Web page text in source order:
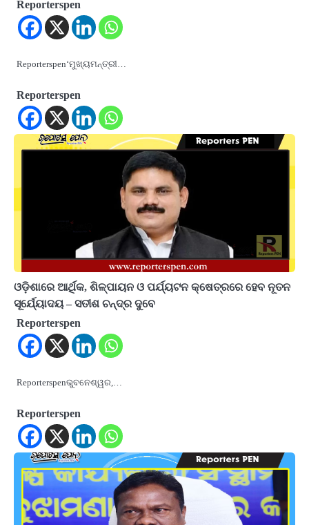
Reporterspen
Reporterspen‘ମୁଖ୍ୟମନ୍ତ୍ରୀ…
Reporterspen
ଓଡ଼ିଶାରେ ଆର୍ଥିକ, ଶିଳ୍ପାୟନ ଓ ପର୍ଯ୍ୟଟନ କ୍ଷେତ୍ରରେ ହେବ ନୂତନ
ସୂର୍ଯ୍ୟୋଦୟ – ସତୀଶ ଚନ୍ଦ୍ର ଦୁବେ
Reporterspen
Reporterspenଭୁବନେଶ୍ୱର,…
Reporterspen